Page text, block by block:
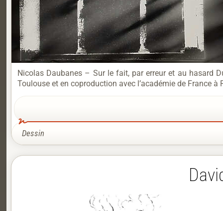
Nicolas Daubanes – Sur le fait, par erreur et au hasard
Toulouse et en coproduction avec l’académie de France
Dessin